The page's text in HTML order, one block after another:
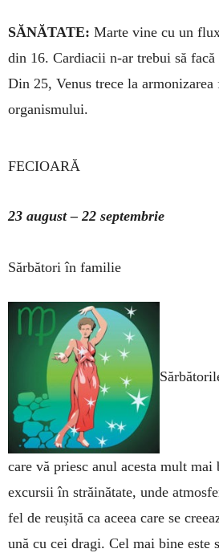
SĂNĂTATE: Marte vine cu un
din 16. Car­diacii n-ar trebui să facă
Din 25, Venus trece la
organismului.
FECIOARĂ
23 august – 22 septembrie
Sărbători în familie
care vă priesc anul acesta mult mai
excursii în străinătate, unde
fel de reu­șită ca aceea care se
ună cu cei dragi. Cel mai bine este